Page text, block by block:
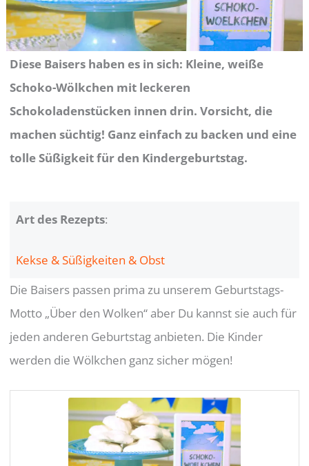
Diese Baisers haben es in sich: Kleine, weiße
Schoko-Wölkchen mit leckeren
Schokoladenstücken innen drin. Vorsicht, die
machen süchtig! Ganz einfach zu backen und eine
tolle Süßigkeit für den Kindergeburtstag.
Art des Rezepts:
Kekse & Süßigkeiten & Obst
Die Baisers passen prima zu unserem Geburtstags-
Motto „Über den Wolken“ aber Du kannst sie auch für
jeden anderen Geburtstag anbieten. Die Kinder
werden die Wölkchen ganz sicher mögen!